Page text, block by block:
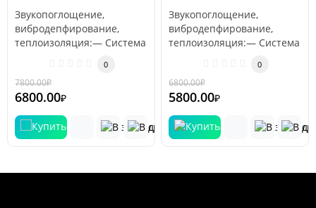
Звукопоглощение,
вибродепфирование,
теплоизоляция:— Система
0
7800.00₽
6800.00₽
Звукопоглощение,
вибродепфирование,
теплоизоляция:— Система
0
6800.00₽
5800.00₽